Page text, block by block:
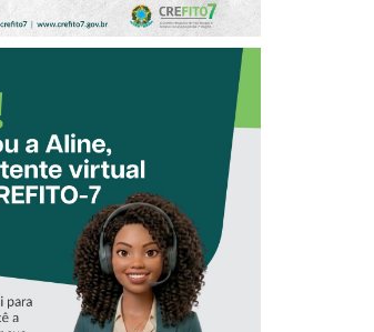
CONHEÇA A
‘ALINE’,
ASSISTENTE
VIRTUAL DO
CREFITO-7